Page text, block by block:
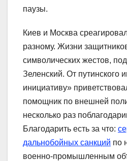
паузы.
Киев и Москва
разному. Жизни
символических жестов,
Зеленский. От
инициативу»
помощник по внешней
несколько раз
Благодарить есть за что:
дальнобойных санкций по
военно-промышленным